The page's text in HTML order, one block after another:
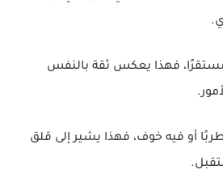
فهذا يعكس ثقة بالنفس
أو فيه خوف، فهذا يشير إلى قلق